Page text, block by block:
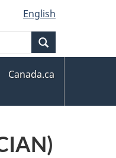
English
Canada.ca